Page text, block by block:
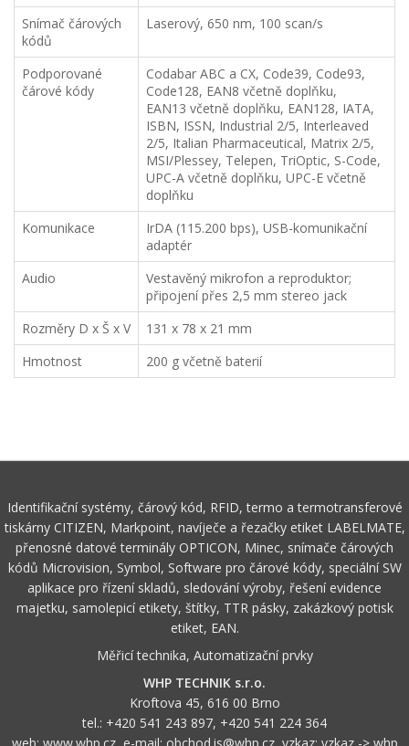
Snímač čárových
kódů
Laserový, 650 nm, 100 scan/s
Podporované
čárové kódy
Codabar ABC a CX, Code39, Code93,
Code128, EAN8 včetně doplňku,
EAN13 včetně doplňku, EAN128, IATA,
ISBN, ISSN, Industrial 2/5, Interleaved
2/5, Italian Pharmaceutical, Matrix 2/5,
MSI/Plessey, Telepen, TriOptic, S-Code,
UPC-A včetně doplňku, UPC-E včetně
doplňku
Komunikace
IrDA (115.200 bps), USB-komunikační
adaptér
Audio
Vestavěný mikrofon a reproduktor;
připojení přes 2,5 mm stereo jack
Rozměry D x Š x V
131 x 78 x 21 mm
Hmotnost
200 g včetně baterií
Identifikační systémy, čárový kód, RFID, termo a termotransferové
tiskárny CITIZEN, Markpoint, navíječe a řezačky etiket LABELMATE,
přenosné datové terminály OPTICON, Minec, snímače čárových
kódů Microvision, Symbol, Software pro čárové kódy, speciální SW
aplikace pro řízení skladů, sledování výroby, řešení evidence
majetku, samolepicí etikety, štítky, TTR pásky, zakázkový potisk
etiket, EAN.
Měřicí technika, Automatizační prvky
WHP TECHNIK s.r.o.
Kroftova 45, 616 00 Brno
tel.: +420 541 243 897, +420 541 224 364